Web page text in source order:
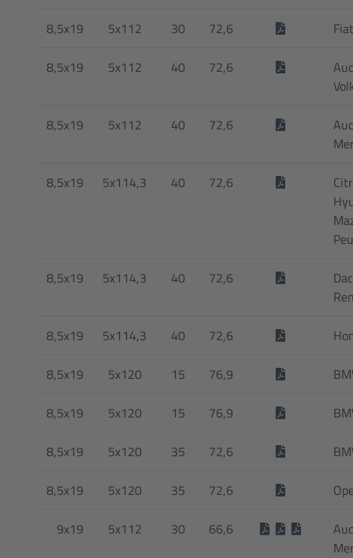
8,5x19 5x112 30 72,6
8,5x19 5x112 40 72,6
8,5x19 5x112 40 72,6
8,5x19 5x114,3 40 72,6
8,5x19 5x114,3 40 72,6
8,5x19 5x114,3 40 72,6
8,5x19 5x120 15 76,9
8,5x19 5x120 15 76,9
8,5x19 5x120 35 72,6
8,5x19 5x120 35 72,6
9x19 5x112 30 66,6